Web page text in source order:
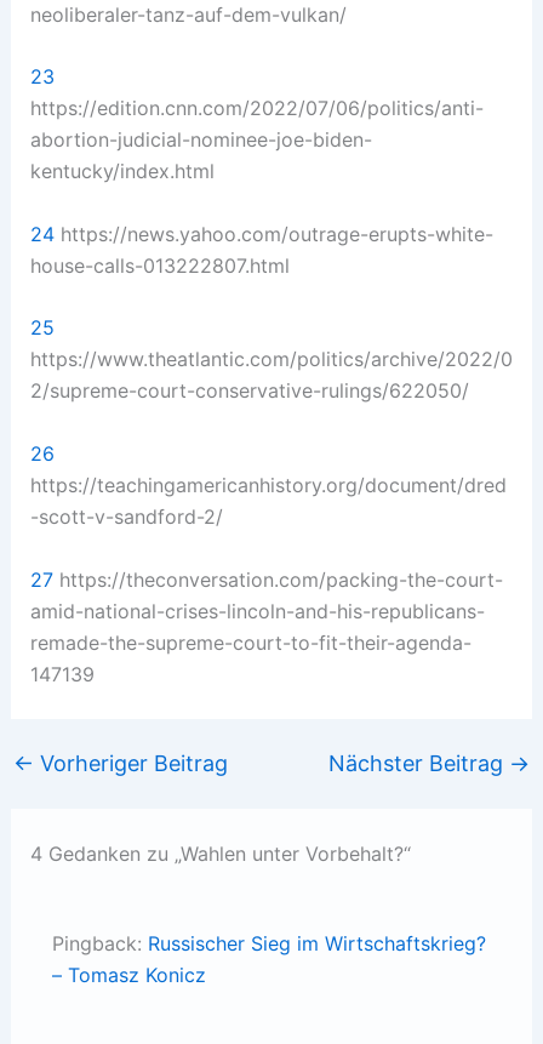
neoliberaler-tanz-auf-dem-vulkan/
23
https://edition.cnn.com/2022/07/06/politics/anti-
abortion-judicial-nominee-joe-biden-
kentucky/index.html
24https://news.yahoo.com/outrage-erupts-white-
house-calls-013222807.html
25
https://www.theatlantic.com/politics/archive/2022/0
2/supreme-court-conservative-rulings/622050/
26
https://teachingamericanhistory.org/document/dred
-scott-v-sandford-2/
27https://theconversation.com/packing-the-court-
amid-national-crises-lincoln-and-his-republicans-
remade-the-supreme-court-to-fit-their-agenda-
147139
← Vorheriger Beitrag Nächster Beitrag →
4 Gedanken zu „Wahlen unter Vorbehalt?“
Pingback: Russischer Sieg im Wirtschaftskrieg?
– Tomasz Konicz